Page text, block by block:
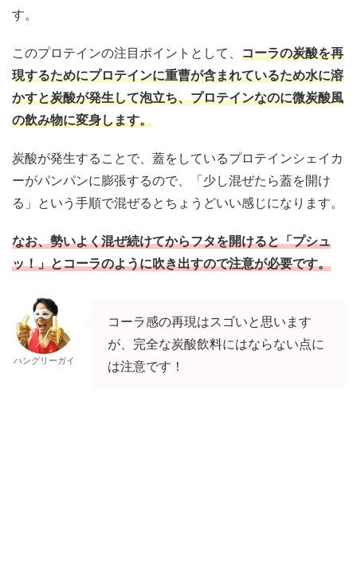
す。
このプロテインの注目ポイントとして、 コーラの炭酸を再
現するためにプロテインに重曹が含まれているため水に溶
かすと炭酸が発生して泡立ち、プロテインなのに微炭酸風
の飲み物に変身します。
炭酸が発生することで、蓋をしているプロテインシェイカ
ーがパンパンに膨張するので、「少し混ぜたら蓋を開け
る」という手順で混ぜるとちょうどいい感じになります。
なお、勢いよく混ぜ続けてからフタを開けると「プシュ
ッ！」とコーラのように吹き出すので注意が必要です。
ハングリーガイ
コーラ感の再現はスゴいと思います
が、完全な炭酸飲料にはならない点に
は注意です！